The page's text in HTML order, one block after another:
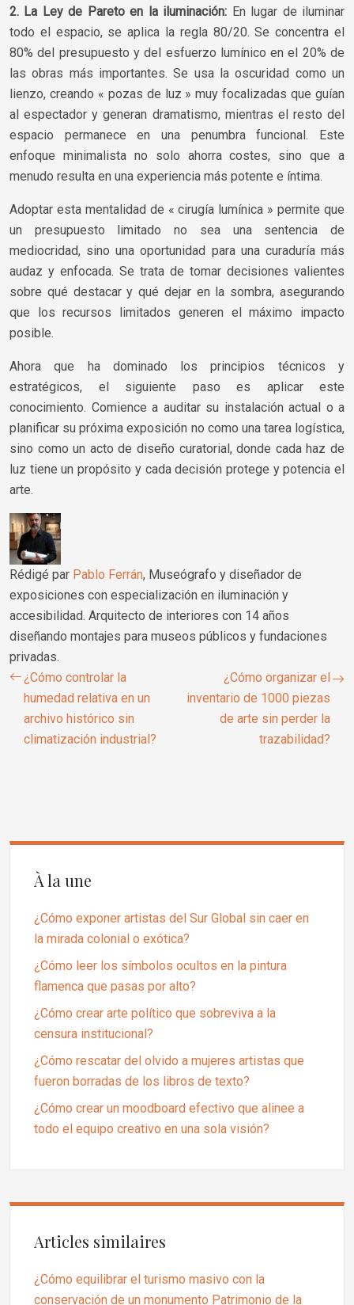
2. La Ley de Pareto en la iluminación: En lugar de iluminar
todo el espacio, se aplica la regla 80/20. Se concentra el
80% del presupuesto y del esfuerzo lumínico en el 20% de
las obras más importantes. Se usa la oscuridad como un
lienzo, creando « pozas de luz » muy focalizadas que guían
al espectador y generan dramatismo, mientras el resto del
espacio permanece en una penumbra funcional. Este
enfoque minimalista no solo ahorra costes, sino que a
menudo resulta en una experiencia más potente e íntima.
Adoptar esta mentalidad de « cirugía lumínica » permite que
un presupuesto limitado no sea una sentencia de
mediocridad, sino una oportunidad para una curaduría más
audaz y enfocada. Se trata de tomar decisiones valientes
sobre qué destacar y qué dejar en la sombra, asegurando
que los recursos limitados generen el máximo impacto
posible.
Ahora que ha dominado los principios técnicos y
estratégicos, el siguiente paso es aplicar este
conocimiento. Comience a auditar su instalación actual o a
planificar su próxima exposición no como una tarea logística,
sino como un acto de diseño curatorial, donde cada haz de
luz tiene un propósito y cada decisión protege y potencia el
arte.
Rédigé par Pablo Ferrán, Museógrafo y diseñador de
exposiciones con especialización en iluminación y
accesibilidad. Arquitecto de interiores con 14 años
diseñando montajes para museos públicos y fundaciones
privadas.
¿Cómo controlar la
humedad relativa en un
archivo histórico sin
climatización industrial?
¿Cómo organizar el
inventario de 1000 piezas
de arte sin perder la
trazabilidad?
À la une
¿Cómo exponer artistas del Sur Global sin caer en
la mirada colonial o exótica?
¿Cómo leer los símbolos ocultos en la pintura
flamenca que pasas por alto?
¿Cómo crear arte político que sobreviva a la
censura institucional?
¿Cómo rescatar del olvido a mujeres artistas que
fueron borradas de los libros de texto?
¿Cómo crear un moodboard efectivo que alinee a
todo el equipo creativo en una sola visión?
Articles similaires
¿Cómo equilibrar el turismo masivo con la
conservación de un monumento Patrimonio de la